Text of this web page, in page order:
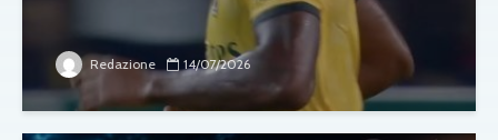
Redazione 14/07/2026